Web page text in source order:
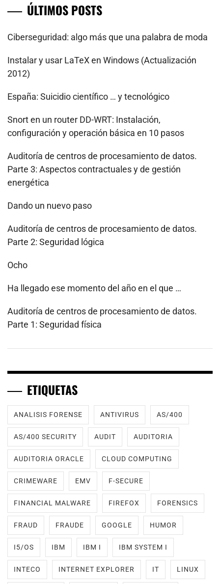
ÚLTIMOS POSTS
Ciberseguridad: algo más que una palabra de moda
Instalar y usar LaTeX en Windows (Actualización
2012)
España: Suicidio científico … y tecnológico
Snort en un router DD-WRT: Instalación,
configuración y operación básica en 10 pasos
Auditoría de centros de procesamiento de datos.
Parte 3: Aspectos contractuales y de gestión
energética
Dando un nuevo paso
Auditoría de centros de procesamiento de datos.
Parte 2: Seguridad lógica
Ocho
Ha llegado ese momento del año en el que …
Auditoría de centros de procesamiento de datos.
Parte 1: Seguridad física
ETIQUETAS
ANALISIS FORENSE ANTIVIRUS AS/400
AS/400 SECURITY AUDIT AUDITORIA
AUDITORIA ORACLE CLOUD COMPUTING
CRIMEWARE EMV F-SECURE
FINANCIAL MALWARE FIREFOX FORENSICS
FRAUD FRAUDE GOOGLE HUMOR
I5/OS IBM IBM I IBM SYSTEM I
INTECO INTERNET EXPLORER IT LINUX